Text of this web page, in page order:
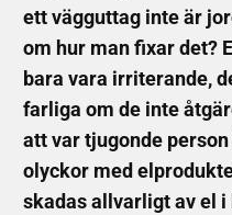
ett vägguttag inte är
om hur man fixar det?
bara vara irriterande,
farliga om de inte
att var tjugonde
olyckor med
skadas allvarligt av el i